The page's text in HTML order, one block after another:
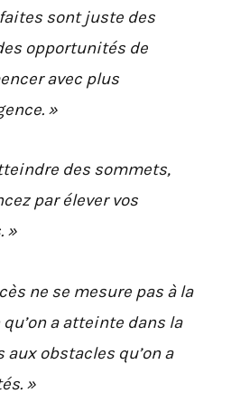
sont juste des
opportunités de
avec plus
»
des sommets,
par élever vos
»
ne se mesure pas à la
a atteinte dans la
aux obstacles qu’on a
»